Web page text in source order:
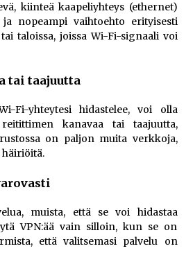
kiinteä kaapeliyhteys (ethernet)
nopeampi vaihtoehto erityisesti
taloissa, joissa Wi-Fi-signaali voi
tai taajuutta
Fi-yhteytesi hidastelee, voi olla
kanavaa tai taajuutta,
on paljon muita verkkoja,
häiriöitä.
muista, että se voi hidastaa
VPN:ää vain silloin, kun se on
että valitsemasi palvelu on